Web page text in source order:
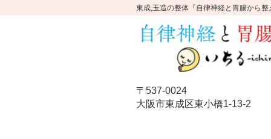
東成,玉造の整体『自律神経と胃腸から
〒537-0024
大阪市東成区東小橋1-13-2